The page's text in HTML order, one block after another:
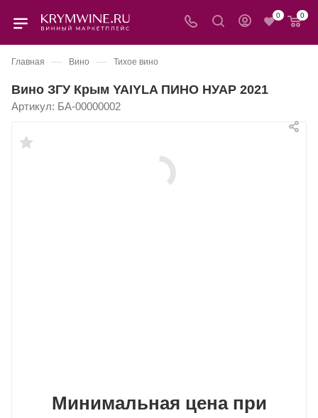
0 0
Главная — Вино — Тихое вино
Вино ЗГУ Крым YAIYLA ПИНО НУАР 2021
Артикул: БА-00000002
Минимальная цена при